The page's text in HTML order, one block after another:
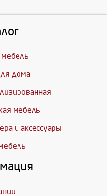
дома
мебель
и аксессуары